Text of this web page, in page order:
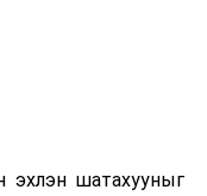
шатахууныг